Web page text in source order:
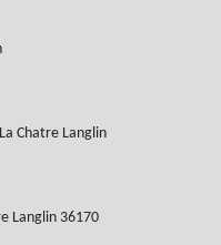
Chatre Langlin
Langlin 36170